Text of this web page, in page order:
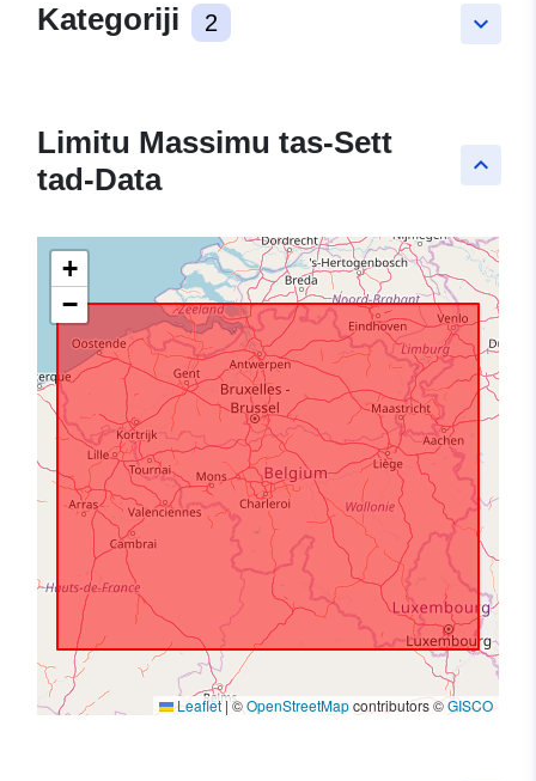
keyboard_arrow_down
Kategoriji 2
keyboard_arrow_up
Limitu Massimu tas-Sett
tad-Data
+
−
Leaflet|©OpenStreetMapcontributors ©GISCO